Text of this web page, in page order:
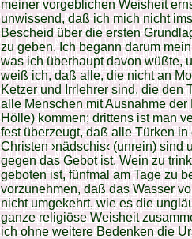
meiner vorgeblichen Weisheit
unwissend, daß ich mich nicht
Bescheid über die ersten
zu geben. Ich begann darum
was ich überhaupt davon wüßte,
weiß ich, daß alle, die nicht an
Ketzer und Irrlehrer sind, die den
alle Menschen mit Ausnahme
Hölle) kommen; drittens ist man
fest überzeugt, daß alle Türken
Christen ›nädschis‹ (unrein)
gegen das Gebot ist, Wein zu
geboten ist, fünfmal am Tage zu
vorzunehmen, daß das Wasser
nicht umgekehrt, wie es die
ganze religiöse Weisheit
ich ohne weitere Bedenken die